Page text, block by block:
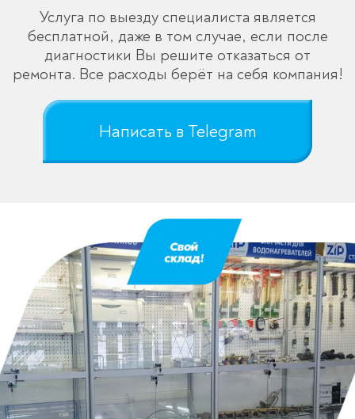
Услуга по выезду специалиста является
бесплатной, даже в том случае, если после
диагностики Вы решите отказаться от
ремонта. Все расходы берёт на себя компания!
Написать в Telegram